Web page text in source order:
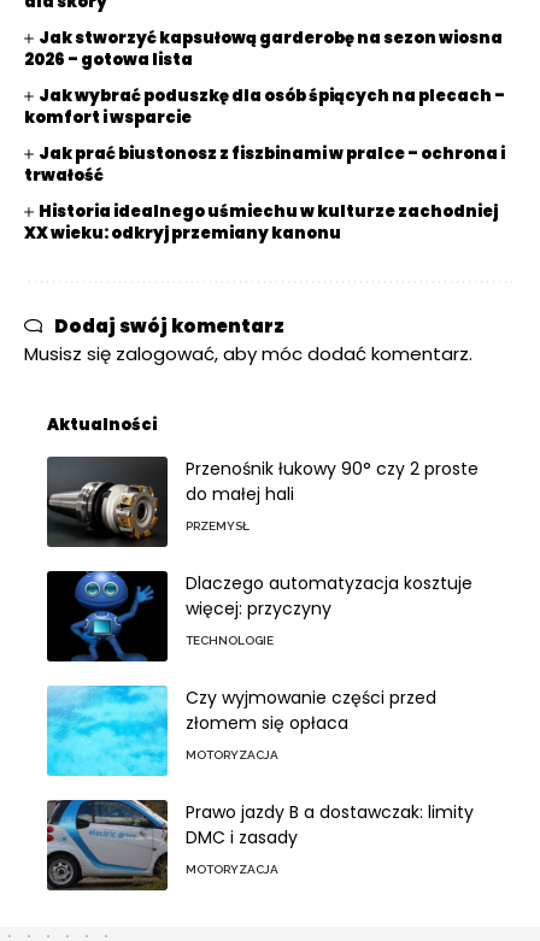
Jak stworzyć kapsułową garderobę na sezon wiosna
2026 – gotowa lista
Jak wybrać poduszkę dla osób śpiących na plecach –
komfort i wsparcie
Jak prać biustonosz z fiszbinami w pralce – ochrona i
trwałość
Historia idealnego uśmiechu w kulturze zachodniej
XX wieku: odkryj przemiany kanonu
Dodaj swój komentarz
Musisz się zalogować, aby móc dodać komentarz.
Aktualności
Przenośnik łukowy 90° czy 2 proste
do małej hali
PRZEMYSŁ
Dlaczego automatyzacja kosztuje
więcej: przyczyny
TECHNOLOGIE
Czy wyjmowanie części przed
złomem się opłaca
MOTORYZACJA
Prawo jazdy B a dostawczak: limity
DMC i zasady
MOTORYZACJA